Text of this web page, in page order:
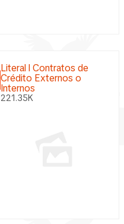
Literal l Contratos de
Crédito Externos o
Internos
221.35K